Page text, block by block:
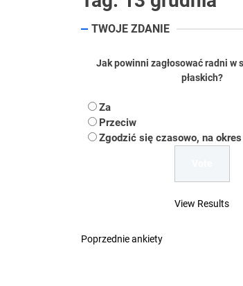
TWOJE ZDANIE
Jak powinni zagłosować radni w
płaskich?
Za
Przeciw
Zgodzić się czasowo, na
View Results
Poprzednie ankiety